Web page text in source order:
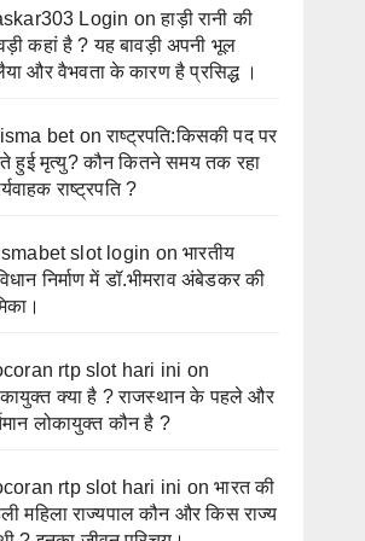
Login onहाड़ी रानी की
कहां है ? यह बावड़ी अपनी भूल
और वैभवता के कारण है प्रसिद्ध ।
betonराष्ट्रपति:किसकी पद पर
हुई मृत्यु? कौन कितने समय तक रहा
राष्ट्रपति ?
slot login onभारतीय
निर्माण में डॉ.भीमराव अंबेडकर की
rtp slot hari ini on
क्या है ? राजस्थान के पहले और
लोकायुक्त कौन है ?
rtp slot hari ini onभारत की
महिला राज्यपाल कौन और किस राज्य